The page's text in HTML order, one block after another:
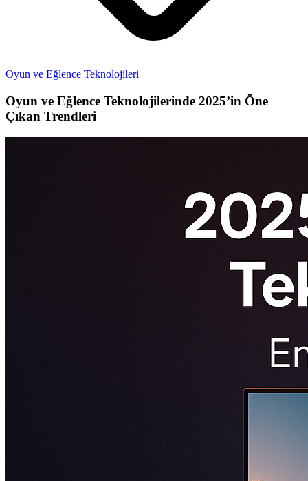
Oyun ve Eğlence Teknolojileri
Oyun ve Eğlence Teknolojilerinde 2025’in Öne
Çıkan Trendleri